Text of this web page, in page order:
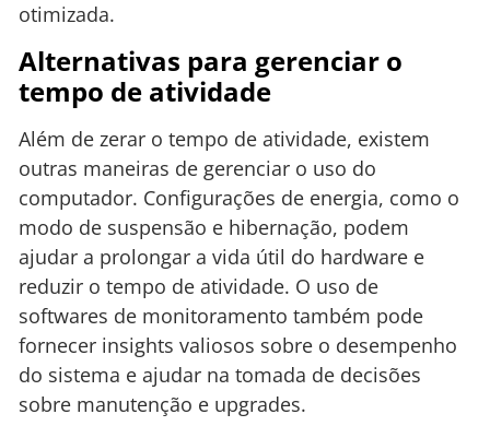
otimizada.
Alternativas para gerenciar o
tempo de atividade
Além de zerar o tempo de atividade, existem
outras maneiras de gerenciar o uso do
computador. Configurações de energia, como o
modo de suspensão e hibernação, podem
ajudar a prolongar a vida útil do hardware e
reduzir o tempo de atividade. O uso de
softwares de monitoramento também pode
fornecer insights valiosos sobre o desempenho
do sistema e ajudar na tomada de decisões
sobre manutenção e upgrades.